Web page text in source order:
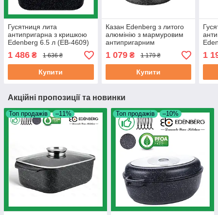
Гусятниця лита
антипригарна з кришкою
Edenberg 6.5 л (EB-4609)
1 486 ₴ 1 636 ₴
Купити
Казан Edenberg з литого
алюмінію з мармуровим
антипригарним
покриттям, з кришкою 24
см, 6.2 л (EB-1171)
1 079₴ 1 179 ₴
Купити
1
Акційні пропозиції та новинки
Топ продажів –11% Топ продажів –10%